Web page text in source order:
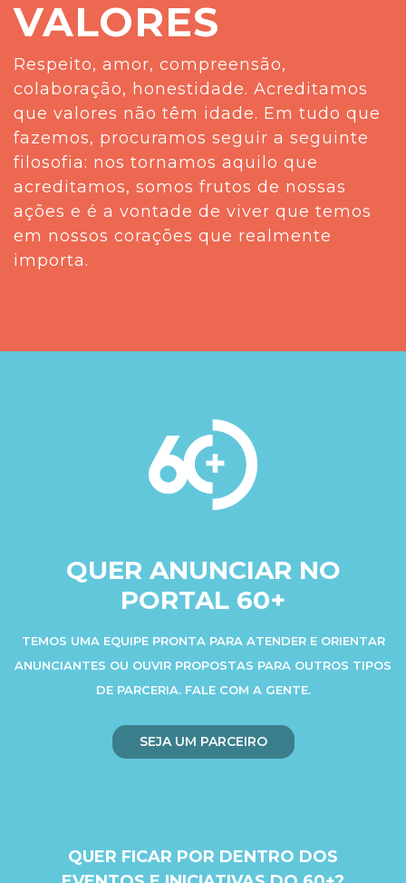
VALORES
Respeito, amor, compreensão,
colaboração, honestidade. Acreditamos
que valores não têm idade. Em tudo que
fazemos, procuramos seguir a seguinte
filosofia: nos tornamos aquilo que
acreditamos, somos frutos de nossas
ações e é a vontade de viver que temos
em nossos corações que realmente
importa.
QUER ANUNCIAR NO
PORTAL 60+
TEMOS UMA EQUIPE PRONTA PARA ATENDER E ORIENTAR
ANUNCIANTES OU OUVIR PROPOSTAS PARA OUTROS TIPOS
DE PARCERIA. FALE COM A GENTE.
SEJA UM PARCEIRO
QUER FICAR POR DENTRO DOS